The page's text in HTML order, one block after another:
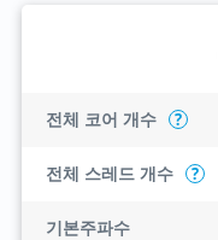
전체 코어 개수 ?
전체 스레드 개수 ?
기본주파수